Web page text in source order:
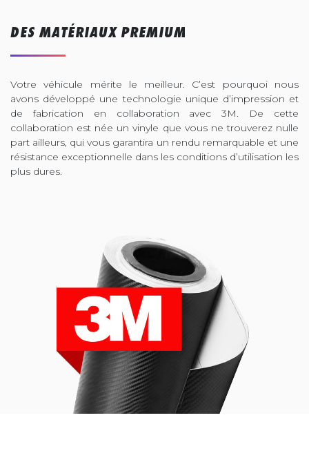
DES MATÉRIAUX PREMIUM
Votre véhicule mérite le meilleur. C’est pourquoi nous
avons développé une technologie unique d’impression et
de fabrication en collaboration avec 3M. De cette
collaboration est née un vinyle que vous ne trouverez nulle
part ailleurs, qui vous garantira un rendu remarquable et une
résistance exceptionnelle dans les conditions d’utilisation les
plus dures.